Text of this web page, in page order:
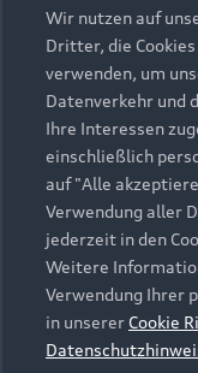
Elektromodelle
Plug-in-Hybride
Neuwagensuche
Gebrauchtwagen
Finanzierung
Aktionen &
Geschäftskunden
Saisonale
Audi Services
Garantie
Audi digital
myAudi
Support
Kundenservice
Händlersuche
Audi Code
Häufige Fragen
Audi Online
Über Audi
Unternehmen
Karriere
Investor Relations
Presse & Media
© 2026 AUDI AG.
Wir nutzen auf
Dritter, die
verwenden, um
Datenverkehr und
Ihre Interessen
einschließlich
auf "Alle
Verwendung aller
jederzeit in den
Weitere
Verwendung Ihrer
in unserer Cookie